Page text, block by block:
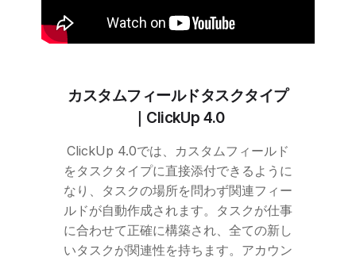
カスタムフィールドタスクタイプ
ClickUp 4.0
ClickUp 4.0では、カスタムフィールド
をタスクタイプに直接添付できるように
なり、タスクの場所を問わず関連フィー
ルドが自動作成されます。タスクが仕事
に合わせて正確に構築され、全ての新し
いタスクが関連性を持ちます。アカウン